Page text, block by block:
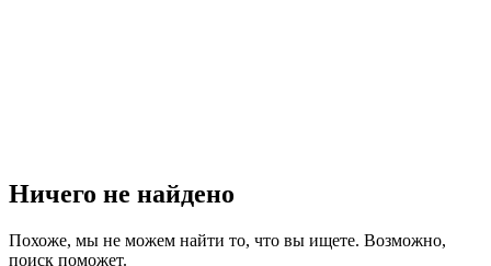
Ничего не найдено
Похоже, мы не можем найти то, что вы ищете. Возможно,
поиск поможет.